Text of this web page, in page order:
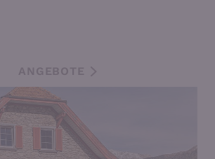
ANGEBOTE